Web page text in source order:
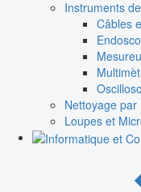
Instruments
Câbles
Nettoyage par
Loupes et